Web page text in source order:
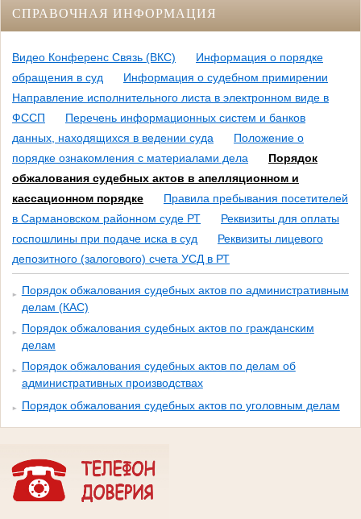
СПРАВОЧНАЯ ИНФОРМАЦИЯ
Видео Конференс Связь (ВКС)
Информация о порядке
обращения в суд
Информация о судебном примирении
Направление исполнительного листа в электронном виде в
ФССП
Перечень информационных систем и банков
данных, находящихся в ведении суда
Положение о
порядке ознакомления с материалами дела
Порядок
обжалования судебных актов в апелляционном и
кассационном порядке
Правила пребывания посетителей
в Сармановском районном суде РТ
Реквизиты для оплаты
госпошлины при подаче иска в суд
Реквизиты лицевого
депозитного (залогового) счета УСД в РТ
Порядок обжалования судебных актов по административным
делам (КАС)
Порядок обжалования судебных актов по гражданским
делам
Порядок обжалования судебных актов по делам об
административных производствах
Порядок обжалования судебных актов по уголовным делам